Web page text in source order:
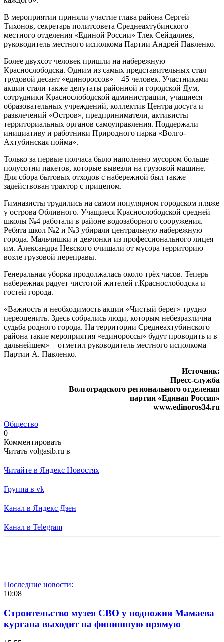
В мероприятии приняли участие глава района Сергей
Тихонов, секретарь политсовета Среднеахтубинского
местного отделения «Единой России» Тлек Сейдалиев,
руководитель местного исполкома Партии Андрей Павленко.
Более двухсот человек пришли на набережную
Краснослободска. Одним из самых представительных стал
трудовой десант «единороссов» – 45 человек. Участниками
акции стали также депутаты районной и городской Дум,
сотрудники Краснослободской администрации, учащиеся
образовательных учреждений, коллектив Центра досуга и
развлечений «Остров», предприниматели, активисты
территориальных органов самоуправления. Поддержали
инициативу и работники Природного парка «Волго-
Ахтубинская пойма».
Только за первые полчаса было наполнено мусором больше
полусотни пакетов, которые вывезли на грузовой машине.
Для сбора бытовых отходов с набережной был также
задействован трактор с прицепом.
Гимназисты трудились на самом популярном городском пляже
у острова Обливного. Учащиеся Краснослободской средней
школы №4 работали в районе водозаборного сооружения.
Ребята школ №2 и №3 убирали центральную набережную
города. Мальчишки и девчонки из профессионального лицея
им. Александра Невского очищали от мусора территорию
возле грузовой переправы.
Генеральная уборка продолжалась около трёх часов. Теперь
набережная радует чистотой жителей г.Краснослободска и
гостей города.
«Важность и необходимость акции «Чистый берег» трудно
переоценить. Здесь собрались люди, которым небезразлична
судьба родного города. На территории Среднеахтубинского
района такие мероприятия «единороссы» будут проводить и в
дальнейшем» – отметил руководитель местного исполкома
Партии А. Павленко.
Источник:
Пресс-служба
Волгоградского регионального отделения
партии «Единая Россия»
www.edinoros34.ru
Общество
0
Комментировать
Читать volgasib.ru в
Читайте в Яндекс Новостях
Группа в vk
Канал в Яндекс Дзен
Канал в Telegram
Последние новости:
10:08
Строительство музея СВО у подножия Мамаева
кургана выходит на финишную прямую